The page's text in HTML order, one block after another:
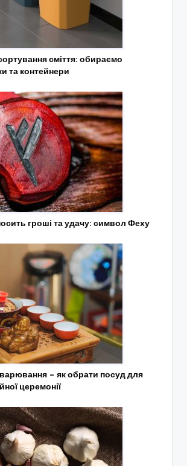
сміття: обираємо
та контейнери
гроші та удачу: символ Феху
– як обрати посуд для
церемонії